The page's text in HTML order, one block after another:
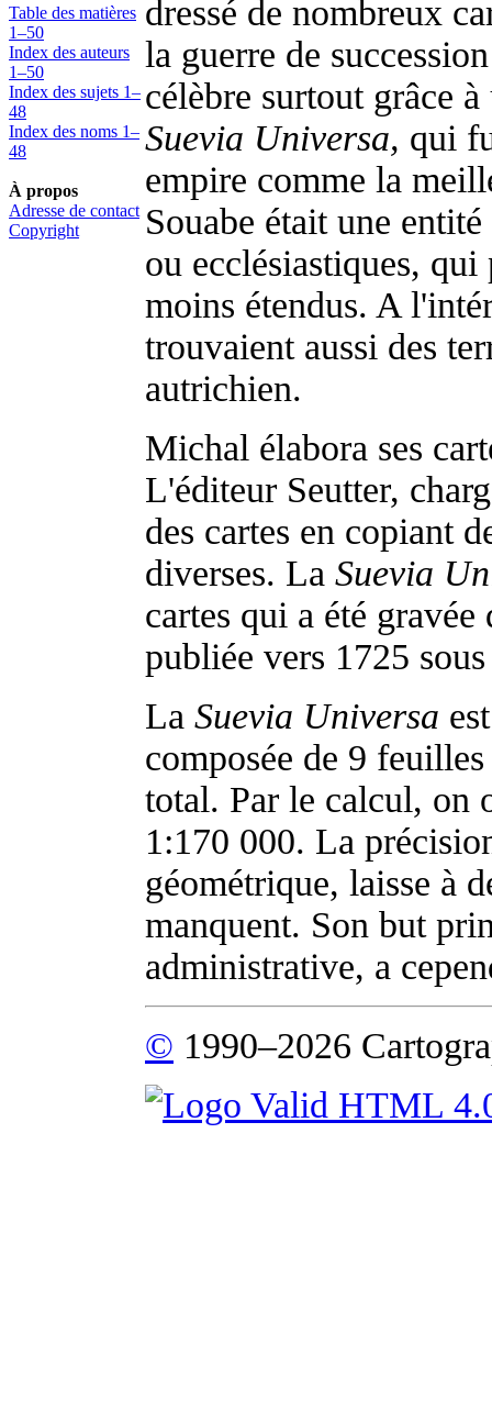
Table des matières
1–50
Index des auteurs
1–50
Index des sujets 1–
48
Index des noms 1–
48
À propos
Adresse de contact
Copyright
dressé de nombreux
la guerre de
célèbre surtout grâce
Suevia Universa, qui
empire comme la
Souabe était une
ou ecclésiastiques, qui
moins étendus. A
trouvaient aussi des
autrichien.
Michal élabora ses
L'éditeur Seutter,
des cartes en copiant
diverses. La Suevia
cartes qui a été
publiée vers 1725
La Suevia Universa
composée de 9
total. Par le calcul, on
1:170 000. La
géométrique, laisse à
manquent. Son but
administrative, a
© 1990–2026